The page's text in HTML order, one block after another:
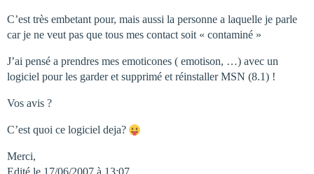
C’est très embetant pour, mais aussi la personne a laquelle je parle
car je ne veut pas que tous mes contact soit « contaminé »
J’ai pensé a prendres mes emoticones ( emotison, …) avec un
logiciel pour les garder et supprimé et réinstaller MSN (8.1) !
Vos avis ?
C’est quoi ce logiciel deja?
Merci,
Edité le 17/06/2007 à 13:07